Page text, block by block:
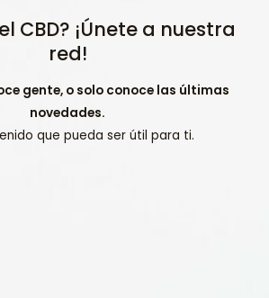
CBD? ¡Únete a nuestra
red!
gente, o solo conoce las últimas
novedades.
que pueda ser útil para ti.